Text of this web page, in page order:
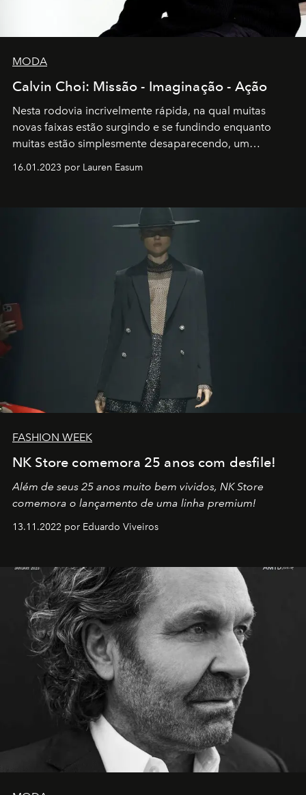
MODA
Calvin Choi: Missão - Imaginação - Ação
Nesta rodovia incrivelmente rápida, na qual muitas
novas faixas estão surgindo e se fundindo enquanto
muitas estão simplesmente desaparecendo, um
transportador AMTD abrindo caminho para muitos
por propósitos, com um claro senso de missão na vida e
16.01.2023 por Lauren Easum
FASHION WEEK
NK Store comemora 25 anos com desfile!
Além de seus 25 anos muito bem vividos, NK Store
comemora o lançamento de uma linha premium!
13.11.2022 por Eduardo Viveiros